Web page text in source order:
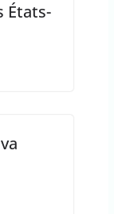
États-